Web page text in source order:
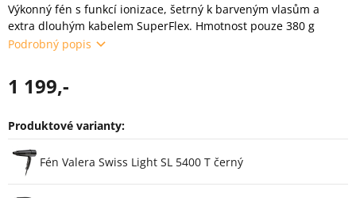
Výkonný fén s funkcí ionizace, šetrný k barveným vlasům a
extra dlouhým kabelem SuperFlex. Hmotnost pouze 380 g
Podrobný popis
1 199,-
Produktové varianty:
Varianty
Fén Valera Swiss Light SL 5400 T černý